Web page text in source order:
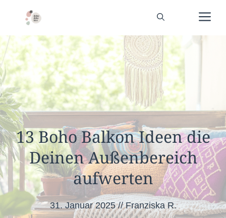
springen
13 Boho Balkon Ideen die
Deinen Außenbereich
aufwerten
31. Januar 2025 // Franziska R.